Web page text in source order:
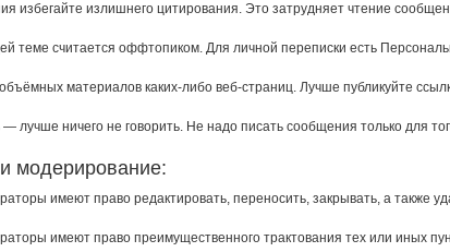
избегайте излишнего цитирования. Это затрудняет чтение
теме считается оффтопиком. Для личной переписки есть
материалов каких-либо веб-страниц. Лучше публикуйте
— лучше ничего не говорить. Не надо писать сообщения только для
модерирование:
имеют право редактировать, переносить, закрывать, а
имеют право преимущественного трактования тех или иных